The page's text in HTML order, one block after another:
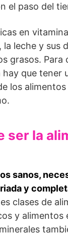
el paso del
en
la leche y sus
grasos. Para
que tener
los
ser la
sanos,
y
clases de
y alimentos